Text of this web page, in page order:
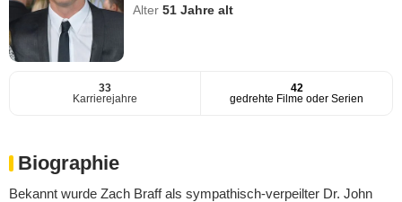
Alter51 Jahre alt
33
Karrierejahre
42
gedrehte Filme oder Serien
Biographie
Bekannt wurde Zach Braff als sympathisch-verpeilter Dr. John